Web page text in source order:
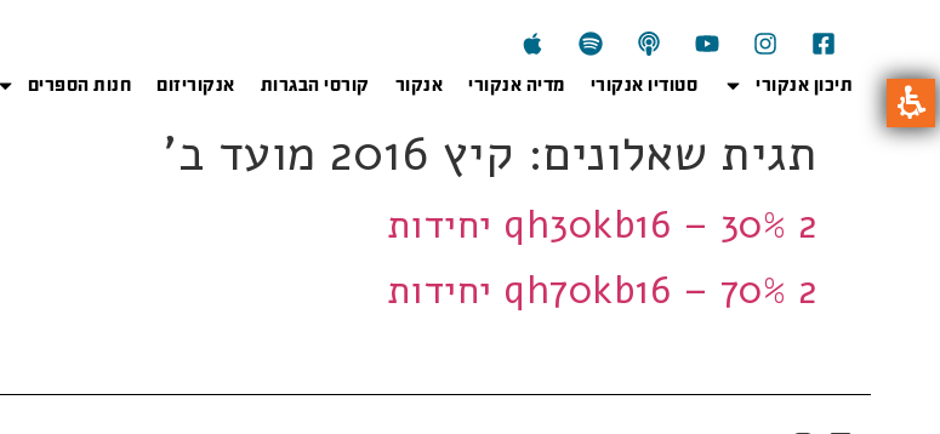
תיכון אנקורי סטודיו אנקורי מדיה אנקורי אנקור קורסי הבגרות אנקוריזום חנות הספרים
תגית שאלונים: קיץ 2016 מועד ב'
qh30kb16 – 30% 2 יחידות
qh70kb16 – 70% 2 יחידות